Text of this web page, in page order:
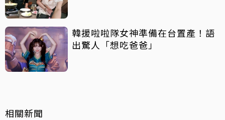
韓援啦啦隊女神準備在台置產！語
出驚人「想吃爸爸」
相關新聞